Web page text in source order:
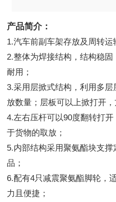
产品简介：
1.汽车前副车架存放及周转运
2.整体为焊接结构，结构稳固
耐用；
3.采用层掀式结构，利用多
放数量；层板可以上掀打开，
4.左右压杆可以90度翻转打
于货物的取放；
5.内部结构采用聚氨酯块支
品；
6.配有4只减震聚氨酯脚轮，
力且便捷；